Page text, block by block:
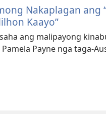
Nakaplagan ang
Kaayo”
ang malipayong
Pamela Payne nga taga-